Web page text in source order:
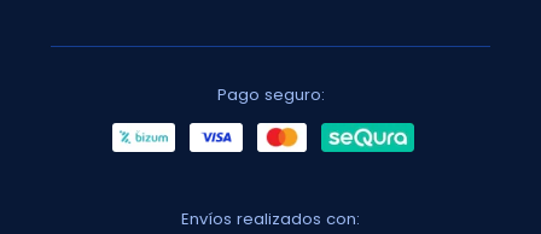
Pago seguro:
Envíos realizados con: